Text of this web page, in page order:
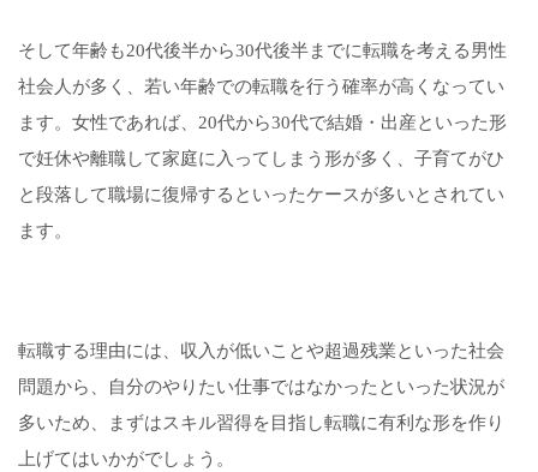
そして年齢も20代後半から30代後半までに転職を考える男性
社会人が多く、若い年齢での転職を行う確率が高くなってい
ます。女性であれば、20代から30代で結婚・出産といった形
で妊休や離職して家庭に入ってしまう形が多く、子育てがひ
と段落して職場に復帰するといったケースが多いとされてい
ます。
転職する理由には、収入が低いことや超過残業といった社会
問題から、自分のやりたい仕事ではなかったといった状況が
多いため、まずはスキル習得を目指し転職に有利な形を作り
上げてはいかがでしょう。